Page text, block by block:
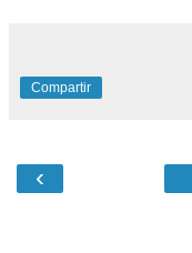
Compartir
‹